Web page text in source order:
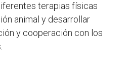
terapias físicas
animal y desarrollar
y cooperación con los